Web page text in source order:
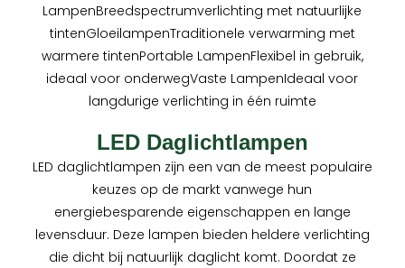
LampenBreedspectrumverlichting met natuurlijke
tintenGloeilampenTraditionele verwarming met
warmere tintenPortable LampenFlexibel in gebruik,
ideaal voor onderwegVaste LampenIdeaal voor
langdurige verlichting in één ruimte
LED Daglichtlampen
LED daglichtlampen zijn een van de meest populaire
keuzes op de markt vanwege hun
energiebesparende eigenschappen en lange
levensduur. Deze lampen bieden heldere verlichting
die dicht bij natuurlijk daglicht komt. Doordat ze